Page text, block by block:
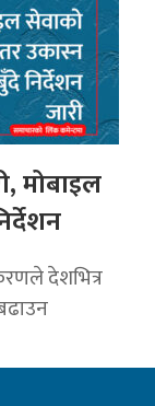
मोबाइल
देशभित्र